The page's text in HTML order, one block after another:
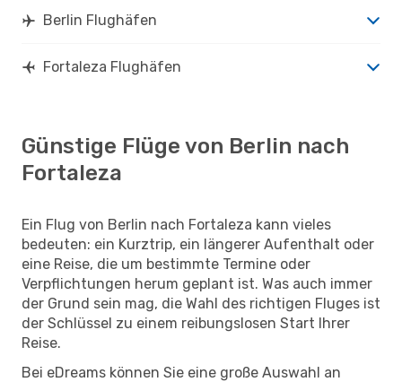
Berlin Flughäfen
Fortaleza Flughäfen
Günstige Flüge von Berlin nach
Fortaleza
Ein Flug von Berlin nach Fortaleza kann vieles
bedeuten: ein Kurztrip, ein längerer Aufenthalt oder
eine Reise, die um bestimmte Termine oder
Verpflichtungen herum geplant ist. Was auch immer
der Grund sein mag, die Wahl des richtigen Fluges ist
der Schlüssel zu einem reibungslosen Start Ihrer
Reise.
Bei eDreams können Sie eine große Auswahl an